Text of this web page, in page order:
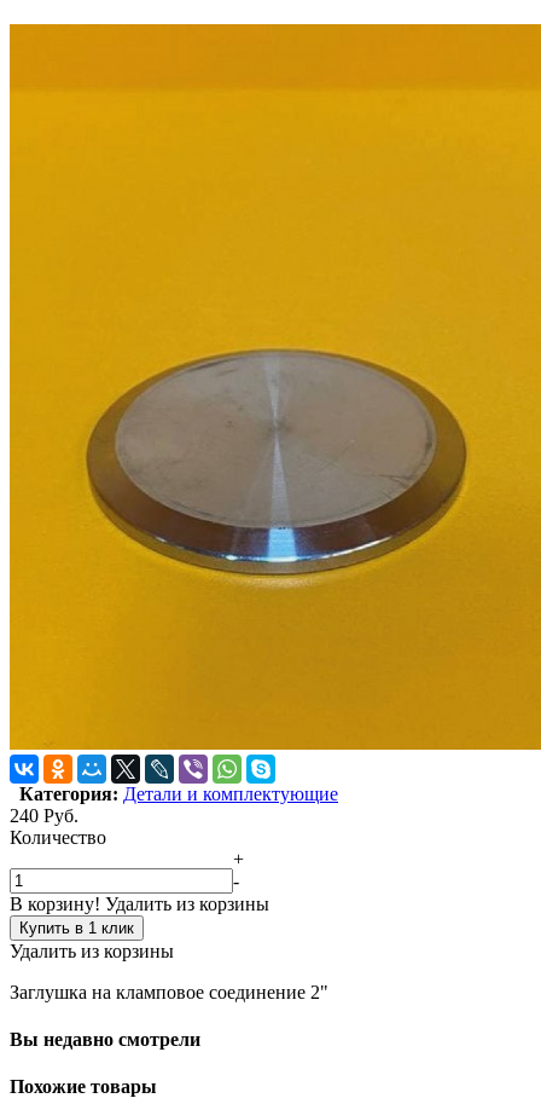
Категория: Детали и комплектующие
240 Руб.
Количество
+
-
В корзину! Удалить из корзины
Купить в 1 клик
Удалить из корзины
Заглушка на кламповое соединение 2"
Вы недавно смотрели
Похожие товары